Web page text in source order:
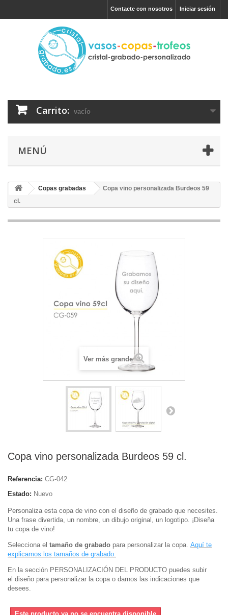
Iniciar sesión
Contacte con nosotros
Carrito: vacío
MENÚ
Copas grabadas
Copa vino personalizada Burdeos 59
cl.
Ver más grande
Copa vino personalizada Burdeos 59 cl.
Referencia: CG-042
Estado: Nuevo
Personaliza esta copa de vino con el diseño de grabado que necesites.
Una frase divertida, un nombre, un dibujo original, un logotipo. ¡Diseña
tu copa de vino!
Selecciona el tamaño de grabado para personalizar la copa. Aquí te
explicamos los tamaños de grabado.
En la sección PERSONALIZACIÓN DEL PRODUCTO puedes subir
el diseño para personalizar la copao darnos las indicaciones que
desees.